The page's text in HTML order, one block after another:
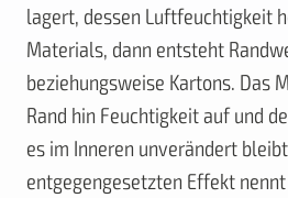
lagert, dessen Luftfeuchtigkeit
Materials, dann entsteht
beziehungsweise Kartons. Das
Rand hin Feuchtigkeit auf und
es im Inneren unverändert
entgegengesetzten Effekt